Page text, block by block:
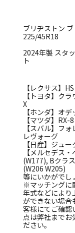
ブリヂストン
225/45R18
2024年製 スタ
ト
【レクサス】HS
【トヨタ】ク
X
【ホンダ】オ
【マツダ】RX-8
【スバル】フ
レヴォーグ
【日産】ジュ
【メルセデス
(W177), Bクラ
(W206 W205)
等にいかがでし
※マッチングに
年式などにより
ができない場合
客様にてご確認
点は弊社までお
ださい。